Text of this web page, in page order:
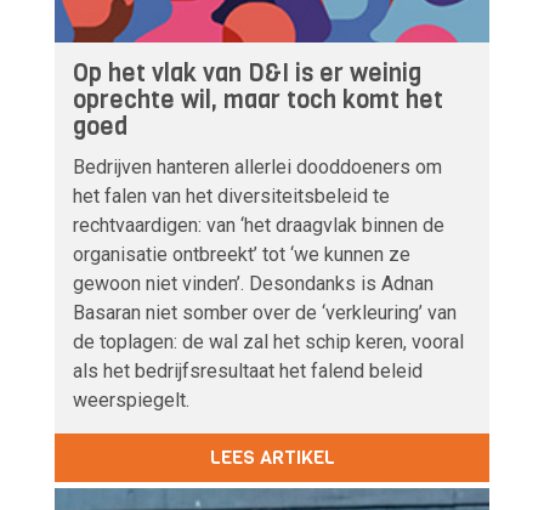
Op het vlak van D&I is er weinig
oprechte wil, maar toch komt het
goed
Bedrijven hanteren allerlei dooddoeners om
het falen van het diversiteitsbeleid te
rechtvaardigen: van ‘het draagvlak binnen de
organisatie ontbreekt’ tot ‘we kunnen ze
gewoon niet vinden’. Desondanks is Adnan
Basaran niet somber over de ‘verkleuring’ van
de toplagen: de wal zal het schip keren, vooral
als het bedrijfsresultaat het falend beleid
weerspiegelt.
LEES ARTIKEL